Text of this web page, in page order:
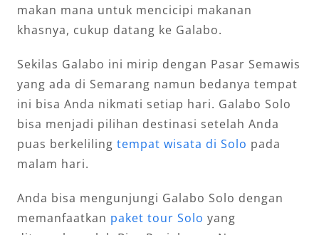
makan mana untuk mencicipi makanan
khasnya, cukup datang ke Galabo.
Sekilas Galabo ini mirip dengan Pasar Semawis
yang ada di Semarang namun bedanya tempat
ini bisa Anda nikmati setiap hari. Galabo Solo
bisa menjadi pilihan destinasi setelah Anda
puas berkeliling tempat wisata di Solo pada
malam hari.
Anda bisa mengunjungi Galabo Solo dengan
memanfaatkan paket tour Solo yang